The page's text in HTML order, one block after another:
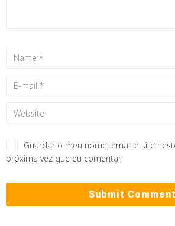
Guardar o meu nome, email e site
próxima vez que eu comentar.